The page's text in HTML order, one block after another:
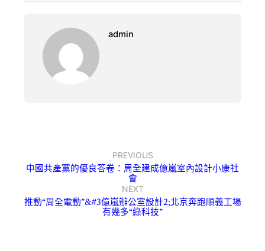
admin
PREVIOUS
中國共產黨的優良答卷：周全建成億嵐室內設計小康社
會
NEXT
推動“周全電動”&#3億嵐辦公室設計2;北京奔跑順義工場
有幾多“綠科技”